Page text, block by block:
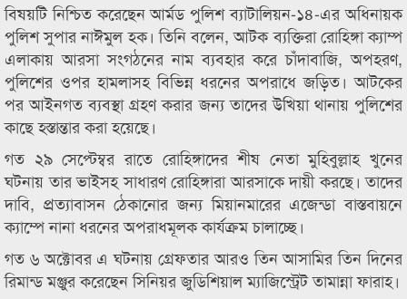
বিষয়টি নিশ্চিত করেছেন আর্মড পুলিশ ব্যাটালিয়ন-১৪-এর অধিনায়ক
পুলিশ সুপার নাঈমুল হক। তিনি বলেন, আটক ব্যক্তিরা রোহিঙ্গা ক্যাম্প
এলাকায় আরসা সংগঠনের নাম ব্যবহার করে চাঁদাবাজি, অপহরণ,
পুলিশের ওপর হামলাসহ বিভিন্ন ধরনের অপরাধে জড়িত। আটকের
পর আইনগত ব্যবস্থা গ্রহণ করার জন্য তাদের উখিয়া থানায় পুলিশের
কাছে হস্তান্তার করা হয়েছে।
গত ২৯ সেপ্টেম্বর রাতে রোহিঙ্গাদের শীষ নেতা মুহিবুল্লাহ খুনের
ঘটনায় তার ভাইসহ সাধারণ রোহিঙ্গারা আরসাকে দায়ী করছে। তাদের
দাবি, প্রত্যাবাসন ঠেকানোর জন্য মিয়ানমারের এজেন্ডা বাস্তবায়নে
ক্যাম্পে নানা ধরনের অপরাধমূলক কার্যক্রম চালাচ্ছে।
গত ৬ অক্টোবর এ ঘটনায় গ্রেফতার আরও তিন আসামির তিন দিনের
রিমান্ড মঞ্জুর করেছেন সিনিয়র জুডিশিয়াল ম্যাজিস্ট্রেট তামান্না ফারাহ।